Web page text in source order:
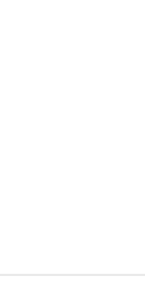
lásky. Aj
Pri kohútiku
jeho veľkú